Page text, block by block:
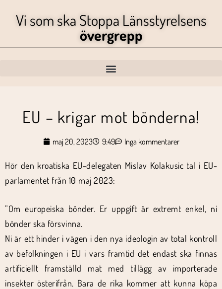
Vi som ska Stoppa Länsstyrelsens
övergrepp
EU – krigar mot bönderna!
maj 20, 2023 9:49 Inga kommentarer
Hör den kroatiska EU-delegaten Mislav Kolakusic tal i EU-
parlamentet från 10 maj 2023:
”Om europeiska bönder. Er uppgift är extremt enkel, ni
bönder ska försvinna.
Ni är ett hinder i vägen i den nya ideologin av total kontroll
av befolkningen i EU i vars framtid det endast ska finnas
artificiellt framställd mat med tillägg av importerade
insekter österifrån. Bara de rika kommer att kunna köpa